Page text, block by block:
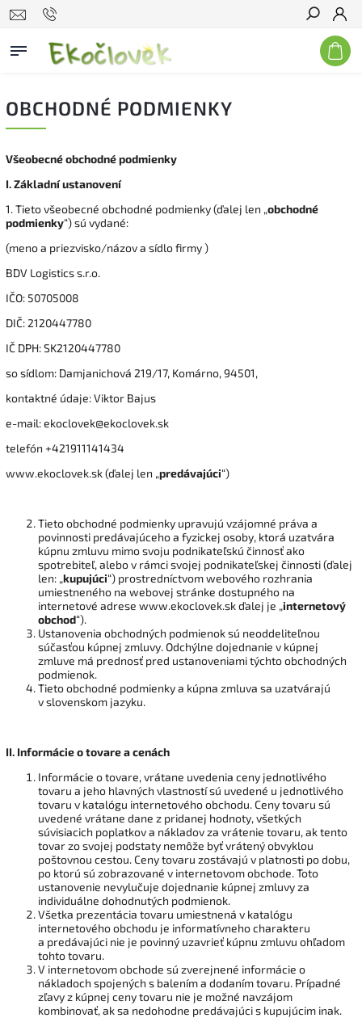
Hľadať
OBCHODNÉ PODMIENKY
Všeobecné obchodné podmienky
I.Základní ustanovení
1. Tieto všeobecné obchodné podmienky (ďalej len „obchodné
podmienky“) sú vydané:
(meno a priezvisko/názov a sídlo firmy )
BDV Logistics s.r.o.
IČO: 50705008
DIČ: 2120447780
IČ DPH: SK2120447780
so sídlom: Damjanichová 219/17, Komárno, 94501,
kontaktné údaje: Viktor Bajus
e-mail: ekoclovek@ekoclovek.sk
telefón +421911141434
www.ekoclovek.sk (ďalej len „predávajúci“)
Tieto obchodné podmienky upravujú vzájomné práva a
povinnosti predávajúceho a fyzickej osoby, ktorá uzatvára
kúpnu zmluvu mimo svoju podnikateľskú činnosť ako
spotrebiteľ, alebo v rámci svojej podnikateľskej činnosti (ďalej
len: „kupujúci“) prostredníctvom webového rozhrania
umiestneného na webovej stránke dostupného na
internetové adrese www.ekoclovek.sk ďalej je „internetový
obchod“).
Ustanovenia obchodných podmienok sú neoddeliteľnou
súčasťou kúpnej zmluvy. Odchýlne dojednanie v kúpnej
zmluve má prednosť pred ustanoveniami týchto obchodných
podmienok.
Tieto obchodné podmienky a kúpna zmluva sa uzatvárajú
v slovenskom jazyku.
II. Informácie o tovare a cenách
Informácie o tovare, vrátane uvedenia ceny jednotlivého
tovaru a jeho hlavných vlastností sú uvedené u jednotlivého
tovaru v katalógu internetového obchodu. Ceny tovaru sú
uvedené vrátane dane z pridanej hodnoty, všetkých
súvisiacich poplatkov a nákladov za vrátenie tovaru, ak tento
tovar zo svojej podstaty nemôže byť vrátený obvyklou
poštovnou cestou. Ceny tovaru zostávajú v platnosti po dobu,
po ktorú sú zobrazované v internetovom obchode. Toto
ustanovenie nevylučuje dojednanie kúpnej zmluvy za
individuálne dohodnutých podmienok.
Všetka prezentácia tovaru umiestnená v katalógu
internetového obchodu je informatívneho charakteru
a predávajúci nie je povinný uzavrieť kúpnu zmluvu ohľadom
tohto tovaru.
V internetovom obchode sú zverejnené informácie o
nákladoch spojených s balením a dodaním tovaru. Prípadné
zľavy z kúpnej ceny tovaru nie je možné navzájom
kombinovať, ak sa nedohodne predávajúci s kupujúcim inak.